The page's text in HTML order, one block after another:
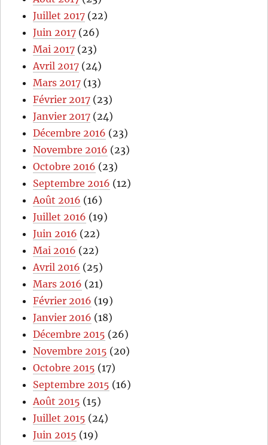
Juillet 2017 (22)
Juin 2017 (26)
Mai 2017 (23)
Avril 2017 (24)
Mars 2017 (13)
Février 2017 (23)
Janvier 2017 (24)
Décembre 2016 (23)
Novembre 2016 (23)
Octobre 2016 (23)
Septembre 2016 (12)
Août 2016 (16)
Juillet 2016 (19)
Juin 2016 (22)
Mai 2016 (22)
Avril 2016 (25)
Mars 2016 (21)
Février 2016 (19)
Janvier 2016 (18)
Décembre 2015 (26)
Novembre 2015 (20)
Octobre 2015 (17)
Septembre 2015 (16)
Août 2015 (15)
Juillet 2015 (24)
Juin 2015 (19)